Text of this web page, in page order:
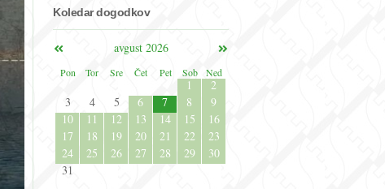
Koledar dogodkov
avgust 2026
Pon
Tor Sre Čet Pet Sob Ned
1
2
3
4 5 6 7 8
9
10
11 12 13 14 15
16
17
18 19 20 21 22
23
24
25 26 27 28 29
30
31